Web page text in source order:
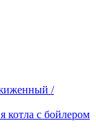
/
котла с бойлером